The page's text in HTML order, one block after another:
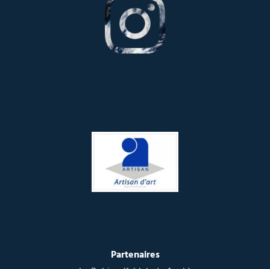
Partenaires